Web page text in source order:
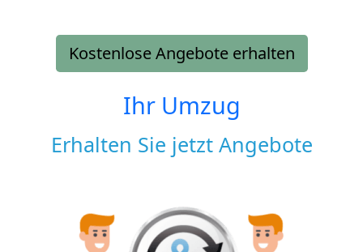
Kostenlose Angebote erhalten
Ihr Umzug
Erhalten Sie jetzt Angebote